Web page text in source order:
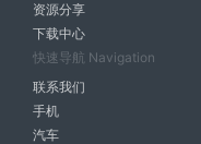
资源分享
下载中心
快速导航 Navigation
联系我们
手机
汽车